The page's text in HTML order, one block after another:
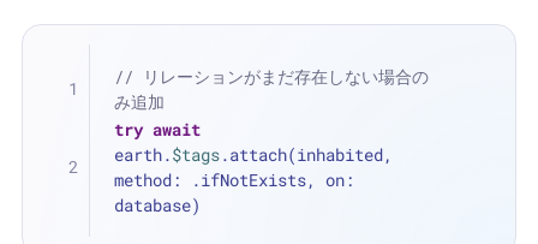
// リレーションがまだ存在しない場合の
み追加
try await
earth.$tags.attach(inhabited,
method: .ifNotExists, on:
database)